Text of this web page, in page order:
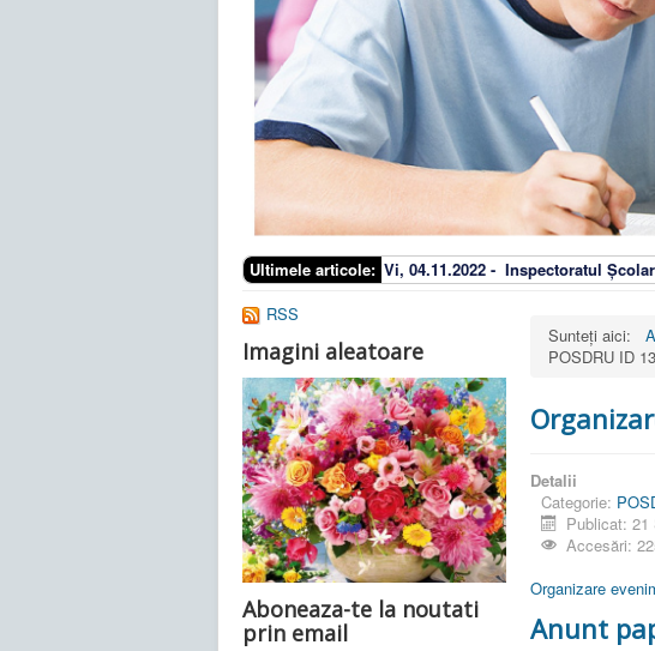
Ultimele articole: Vi, 04.11.2022 - Inspectoratul
RSS
Imagini aleatoare
Aboneaza-te la noutati
prin email
Sunteți aici:
POSDRU ID
Detalii
Categorie:
Publicat: 21
Accesări:
Organizare
Anunt